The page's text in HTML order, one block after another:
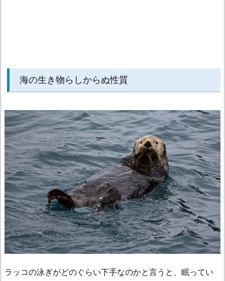
海の生き物らしからぬ性質
ラッコの泳ぎがどのぐらい下手なのかと言うと、眠ってい